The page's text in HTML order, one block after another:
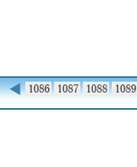
◀ 1086 1087 1088 1089